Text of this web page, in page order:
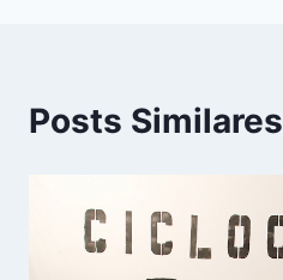
Posts Similares